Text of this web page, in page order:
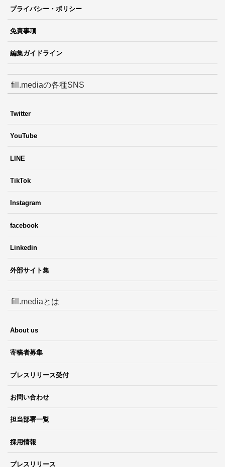
プライバシー・ポリシー
免責事項
編集ガイドライン
fill.mediaの各種SNS
Twitter
YouTube
LINE
TikTok
Instagram
facebook
Linkedin
外部サイト集
fill.mediaとは
About us
寄稿者募集
プレスリリース受付
お問い合わせ
担当部署一覧
採用情報
プレスリリース